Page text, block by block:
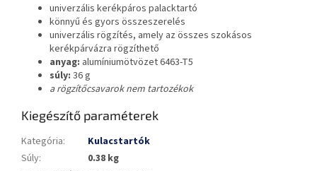
univerzális kerékpáros palacktartó
könnyű és gyors összeszerelés
univerzális rögzítés, amely az összes szokásos
kerékpárvázra rögzíthető
anyag: alumíniumötvözet 6463-T5
súly: 36 g
a rögzítőcsavarok nem tartozékok
Kiegészítő paraméterek
Kategória:
Kulacstartók
Súly:
0.38 kg